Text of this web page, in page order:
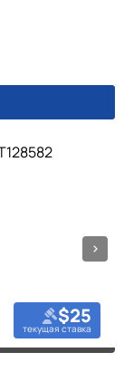
$25
текущая ставка